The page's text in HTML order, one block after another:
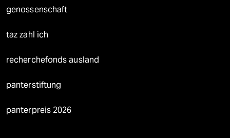
genossenschaft
taz zahl ich
recherchefonds ausland
panterstiftung
panterpreis 2026